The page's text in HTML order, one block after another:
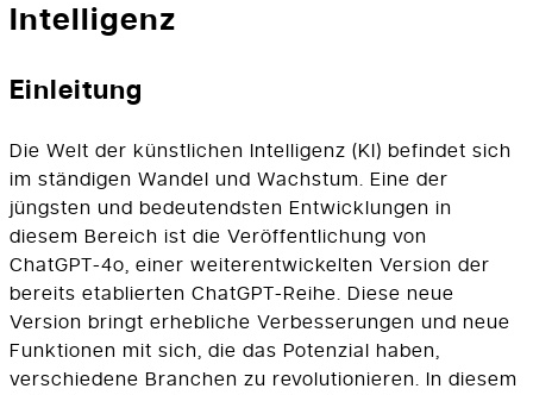
Intelligenz
Einleitung
Die Welt der künstlichen Intelligenz (KI) befindet sich
im ständigen Wandel und Wachstum. Eine der
jüngsten und bedeutendsten Entwicklungen in
diesem Bereich ist die Veröffentlichung von
ChatGPT-4o, einer weiterentwickelten Version der
bereits etablierten ChatGPT-Reihe. Diese neue
Version bringt erhebliche Verbesserungen und neue
Funktionen mit sich, die das Potenzial haben,
verschiedene Branchen zu revolutionieren. In diesem